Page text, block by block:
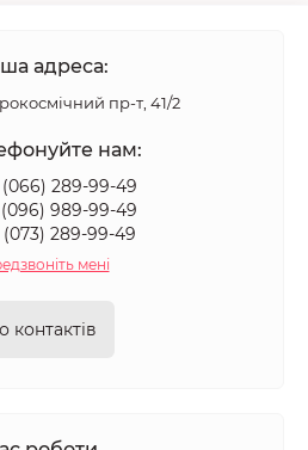
адреса:
пр-т, 41/2
нам:
(066) 289-99-49
(096) 989-99-49
(073) 289-99-49
мені
контактів